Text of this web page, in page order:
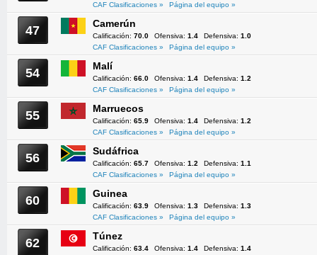
CAF Clasificaciones »
Página del equipo »
47 Camerún
Calificación: 70.0 Ofensiva: 1.4 Defensiva: 1.0
CAF Clasificaciones »
Página del equipo »
54 Malí
Calificación: 66.0 Ofensiva: 1.4 Defensiva: 1.2
CAF Clasificaciones »
Página del equipo »
55 Marruecos
Calificación: 65.9 Ofensiva: 1.4 Defensiva: 1.2
CAF Clasificaciones »
Página del equipo »
56 Sudáfrica
Calificación: 65.7 Ofensiva: 1.2 Defensiva: 1.1
CAF Clasificaciones »
Página del equipo »
60 Guinea
Calificación: 63.9 Ofensiva: 1.3 Defensiva: 1.3
CAF Clasificaciones »
Página del equipo »
62 Túnez
Calificación: 63.4 Ofensiva: 1.4 Defensiva: 1.4